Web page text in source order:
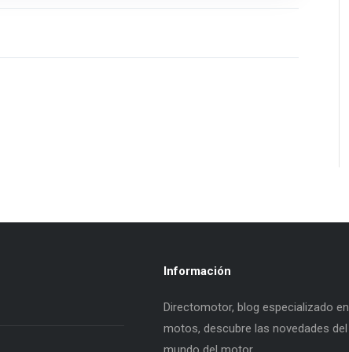
Información
Directomotor, blog especializado en
motos, descubre las novedades del